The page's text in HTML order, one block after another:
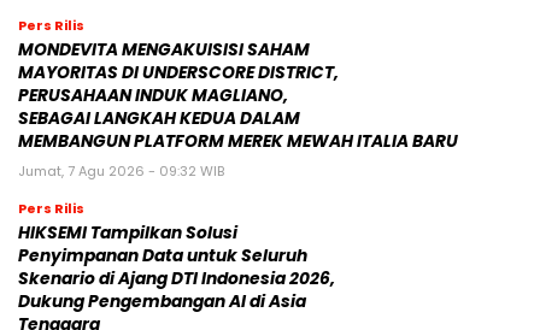
Pers Rilis
MONDEVITA MENGAKUISISI SAHAM
MAYORITAS DI UNDERSCORE DISTRICT,
PERUSAHAAN INDUK MAGLIANO,
SEBAGAI LANGKAH KEDUA DALAM
MEMBANGUN PLATFORM MEREK MEWAH ITALIA BARU
Jumat, 7 Agu 2026 - 09:32 WIB
Pers Rilis
HIKSEMI Tampilkan Solusi
Penyimpanan Data untuk Seluruh
Skenario di Ajang DTI Indonesia 2026,
Dukung Pengembangan AI di Asia
Tenggara